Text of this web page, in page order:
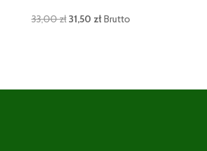
33,00zł Pierwotna
31,50 złAktualna
Brutto